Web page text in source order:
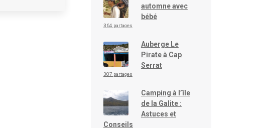
automne avec
bébé
364 partages
Auberge Le
Pirate à Cap
Serrat
307 partages
Camping à l’île
de la Galite :
Astuces et
Conseils